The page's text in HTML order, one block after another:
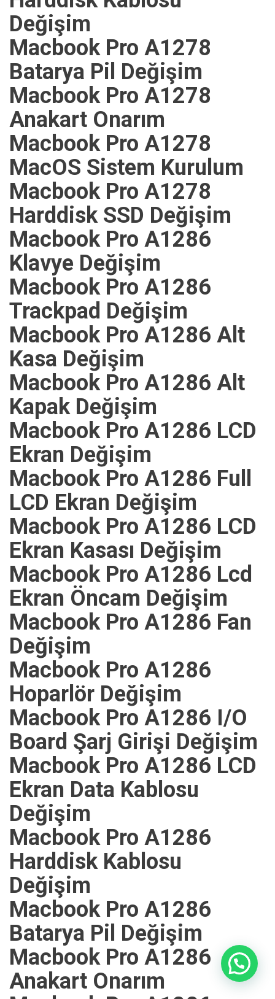
Değişim
Macbook Pro A1278
Batarya Pil Değişim
Macbook Pro A1278
Anakart Onarım
Macbook Pro A1278
MacOS Sistem Kurulum
Macbook Pro A1278
Harddisk SSD Değişim
Macbook Pro A1286
Klavye Değişim
Macbook Pro A1286
Trackpad Değişim
Macbook Pro A1286 Alt
Kasa Değişim
Macbook Pro A1286 Alt
Kapak Değişim
Macbook Pro A1286 LCD
Ekran Değişim
Macbook Pro A1286 Full
LCD Ekran Değişim
Macbook Pro A1286 LCD
Ekran Kasası Değişim
Macbook Pro A1286 Lcd
Ekran Öncam Değişim
Macbook Pro A1286 Fan
Değişim
Macbook Pro A1286
Hoparlör Değişim
Macbook Pro A1286 I/O
Board Şarj Girişi Değişim
Macbook Pro A1286 LCD
Ekran Data Kablosu
Değişim
Macbook Pro A1286
Harddisk Kablosu
Değişim
Macbook Pro A1286
Batarya Pil Değişim
Macbook Pro A1286
Anakart Onarım